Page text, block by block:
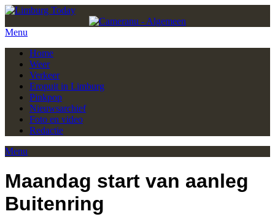
Menu
Home
Weer
Verkeer
Eropuit in Limburg
Pinkpop
Nieuwsarchief
Foto en video
Redactie
Menu
Maandag start van aanleg
Buitenring